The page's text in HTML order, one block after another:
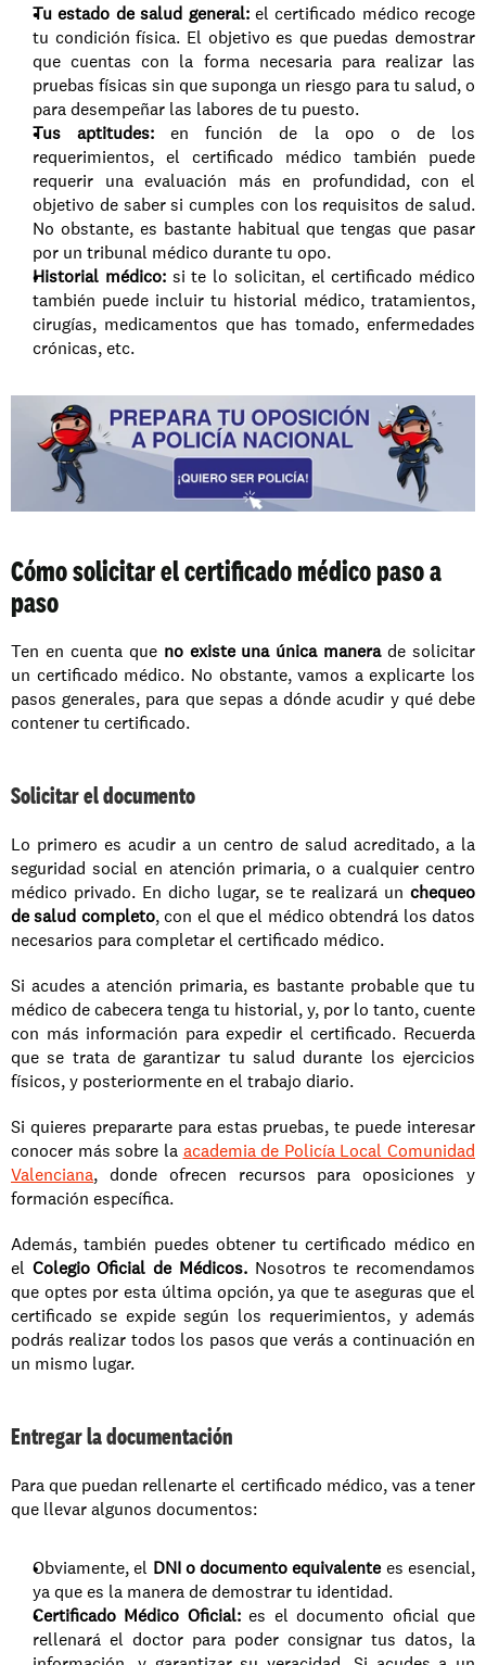
Tu estado de salud general: el certificado médico recoge
tu condición física. El objetivo es que puedas demostrar
que cuentas con la forma necesaria para realizar las
pruebas físicas sin que suponga un riesgo para tu salud, o
para desempeñar las labores de tu puesto.
Tus aptitudes: en función de la opo o de los
requerimientos, el certificado médico también puede
requerir una evaluación más en profundidad, con el
objetivo de saber si cumples con los requisitos de salud.
No obstante, es bastante habitual que tengas que pasar
por un tribunal médico durante tu opo.
Historial médico: si te lo solicitan, el certificado médico
también puede incluir tu historial médico, tratamientos,
cirugías, medicamentos que has tomado, enfermedades
crónicas, etc.
Cómo solicitar el certificado médico paso a
paso
Ten en cuenta que no existe una única manera de solicitar
un certificado médico. No obstante, vamos a explicarte los
pasos generales, para que sepas a dónde acudir y qué debe
contener tu certificado.
Solicitar el documento
Lo primero es acudir a un centro de salud acreditado, a la
seguridad social en atención primaria, o a cualquier centro
médico privado. En dicho lugar, se te realizará un chequeo
de salud completo, con el que el médico obtendrá los datos
necesarios para completar el certificado médico.
Si acudes a atención primaria, es bastante probable que tu
médico de cabecera tenga tu historial, y, por lo tanto, cuente
con más información para expedir el certificado. Recuerda
que se trata de garantizar tu salud durante los ejercicios
físicos, y posteriormente en el trabajo diario.
Si quieres prepararte para estas pruebas, te puede interesar
conocer más sobre la academia de Policía Local Comunidad
Valenciana, donde ofrecen recursos para oposiciones y
formación específica.
Además, también puedes obtener tu certificado médico en
el Colegio Oficial de Médicos. Nosotros te recomendamos
que optes por esta última opción, ya que te aseguras que el
certificado se expide según los requerimientos, y además
podrás realizar todos los pasos que verás a continuación en
un mismo lugar.
Entregar la documentación
Para que puedan rellenarte el certificado médico, vas a tener
que llevar algunos documentos:
Obviamente, el DNI o documento equivalente es esencial,
ya que es la manera de demostrar tu identidad.
Certificado Médico Oficial: es el documento oficial que
rellenará el doctor para poder consignar tus datos, la